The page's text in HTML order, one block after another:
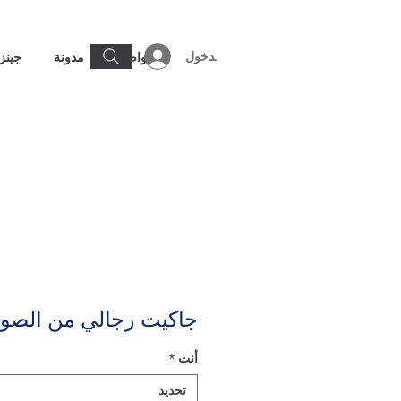
جينز مدونة تواصل تسجيل الدخول
جاكيت رجالي من
أنت *
تحديد